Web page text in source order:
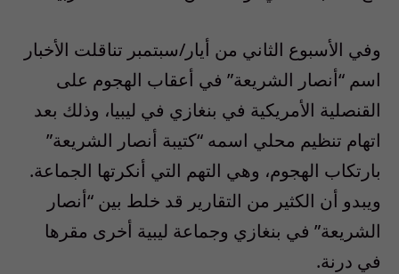
وفي الأسبوع الثاني من أيار/سبتمبر تناقلت الأخبار
اسم “أنصار الشريعة” في أعقاب الهجوم على
القنصلية الأمريكية في بنغازي في ليبيا، وذلك بعد
اتهام تنظيم محلي اسمه “كتيبة أنصار الشريعة”
بارتكاب الهجوم، وهي التهم التي أنكرتها الجماعة.
ويبدو أن الكثير من التقارير قد خلط بين “أنصار
الشريعة” في بنغازي وجماعة ليبية أخرى مقرها
في درنة.